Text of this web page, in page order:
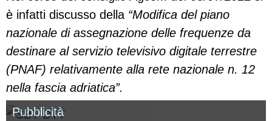
è infatti discusso della “Modifica del piano
nazionale di assegnazione delle frequenze da
destinare al servizio televisivo digitale terrestre
(PNAF) relativamente alla rete nazionale n. 12
nella fascia adriatica”.
Pubblicità